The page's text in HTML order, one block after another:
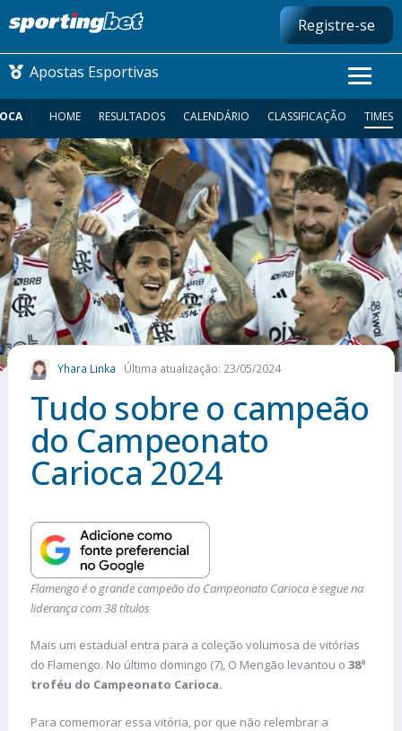
Registre-se
Apostas Esportivas
CONMEBOL LIBERTADORES
FUTEBOL NACIONAL
FUTEBOL INTERNACIONAL
COMO APOSTAR
MAIS ESPORTES
HOME RESULTADOS CALENDÁRIO CLASSIFICAÇÃO TIMES
Yhara Linka Última atualização: 23/05/2024
Tudo sobre o campeão
do Campeonato
Carioca 2024
Flamengo é o grande campeão do Campeonato Carioca e segue na
liderança com 38 títulos
Mais um estadual entra para a coleção volumosa de vitórias
do Flamengo. No último domingo (7), O Mengão levantou o 38º
troféu do Campeonato Carioca.
Para comemorar essa vitória, por que não relembrar a